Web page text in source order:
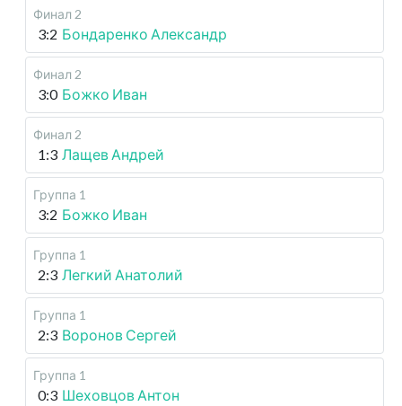
Финал 2
3:2 Бондаренко Александр
Финал 2
3:0 Божко Иван
Финал 2
1:3 Лащев Андрей
Группа 1
3:2 Божко Иван
Группа 1
2:3 Легкий Анатолий
Группа 1
2:3 Воронов Сергей
Группа 1
0:3 Шеховцов Антон